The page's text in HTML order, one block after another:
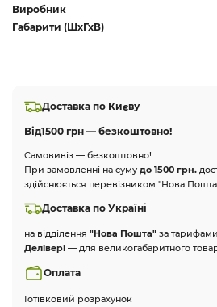
Виробник
Габарити (ШхГхВ)
Доставка по Києву
Від1500 грн — безкоштовно!
Самовивіз — безкоштовно!
При замовленні на суму до 1500 грн.
здійснюється перевізником "Нова
Доставка по Україні
на відділення "Нова Пошта" за
Делівері — для великогабаритного
Оплата
Готівковий розрахунок